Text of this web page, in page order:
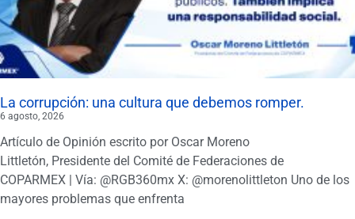
La corrupción: una cultura que debemos romper.
6 agosto, 2026
Artículo de Opinión escrito por Oscar Moreno
Littletón, Presidente del Comité de Federaciones de
COPARMEX | Vía: @RGB360mx X: @morenolittleton Uno de los
mayores problemas que enfrenta